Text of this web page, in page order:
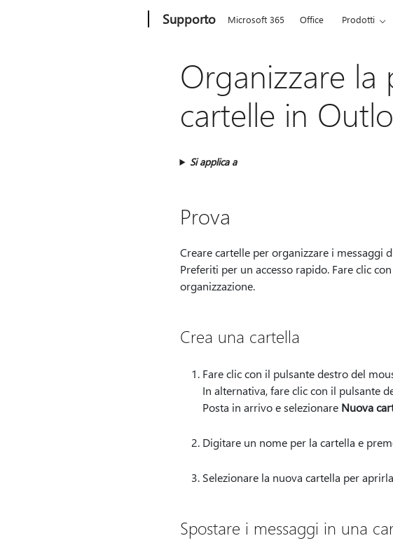
Supporto Microsoft 365 Office Prodotti
Organizzare la
cartelle in
Si applica a
Prova
Creare cartelle per organizzare i messaggi
Preferiti per un accesso rapido. Fare clic
organizzazione.
Crea una cartella
Fare clic con il pulsante destro del
In alternativa, fare clic con il pulsante
Posta in arrivo e selezionare Nuova
Digitare un nome per la cartella e
Selezionare la nuova cartella per
Spostare i messaggi in una